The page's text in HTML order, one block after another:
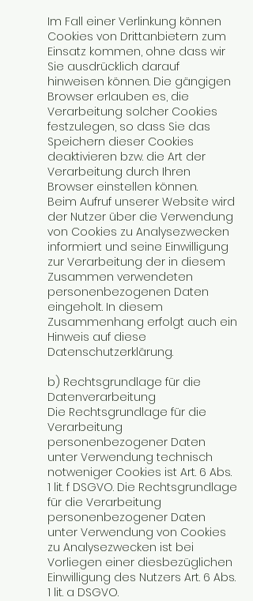
Im Fall einer Verlinkung können
Cookies von Drittanbietern zum
Einsatz kommen, ohne dass wir
Sie ausdrücklich darauf
hinweisen können. Die gängigen
Browser erlauben es, die
Verarbeitung solcher Cookies
festzulegen, so dass Sie das
Speichern dieser Cookies
deaktivieren bzw. die Art der
Verarbeitung durch Ihren
Browser einstellen können.
Beim Aufruf unserer Website wird
der Nutzer über die Verwendung
von Cookies zu Analysezwecken
informiert und seine Einwilligung
zur Verarbeitung der in diesem
Zusammen verwendeten
personenbezogenen Daten
eingeholt. In diesem
Zusammenhang erfolgt auch ein
Hinweis auf diese
Datenschutzerklärung.
b) Rechtsgrundlage für die
Datenverarbeitung
Die Rechtsgrundlage für die
Verarbeitung
personenbezogener Daten
unter Verwendung technisch
notweniger Cookies ist Art. 6 Abs.
1 lit. f DSGVO. Die Rechtsgrundlage
für die Verarbeitung
personenbezogener Daten
unter Verwendung von Cookies
zu Analysezwecken ist bei
Vorliegen einer diesbezüglichen
Einwilligung des Nutzers Art. 6 Abs.
1 lit. a DSGVO.